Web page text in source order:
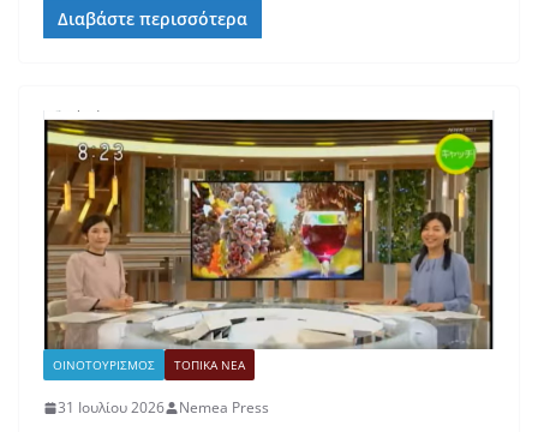
Διαβάστε περισσότερα
ΟΙΝΟΤΟΥΡΙΣΜΟΣ ΤΟΠΙΚΑ ΝΕΑ
31 Ιουλίου 2026 Nemea Press